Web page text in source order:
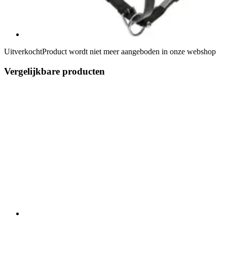
UitverkochtProduct wordt niet meer aangeboden in onze webshop
Vergelijkbare producten